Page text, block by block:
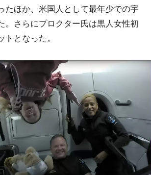
たほか、米国人として最年少での宇
。さらにプロクター氏は黒人女性初
となった。